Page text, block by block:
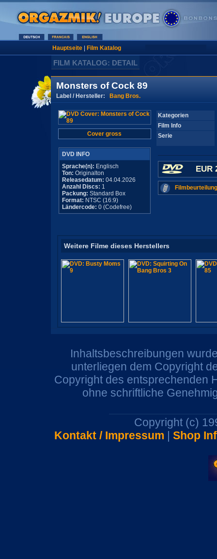
Hauptseite| Film Katalog
FILM KATALOG: DETAIL
Monsters of Cock 89
Label / Hersteller: Bang Bros.
Cover gross
DVD INFO
Sprache(n): Englisch
Ton: Originalton
Releasedatum: 04.04.2026
Anzahl Discs: 1
Packung: Standard Box
Format: NTSC (16:9)
Ländercode: 0 (Codefree)
Kategorien
Film Info
Serie
EUR
Weitere Filme dieses Herstellers
Inhaltsbeschreibungen
unterliegen dem Copyright
Copyright des entsprechenden
ohne schriftliche
Copyright (c)
Kontakt / Impressum | Shop